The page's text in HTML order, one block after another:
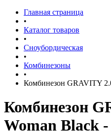
Главная страница
•
Каталог товаров
•
Сноубордическая
•
Комбинезоны
•
Комбинезон GRAVITY
Комбинезон
Woman Black